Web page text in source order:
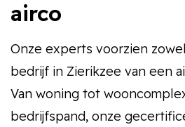
airco
Onze experts voorzien
bedrijf in Zierikzee van een
Van woning tot
bedrijfspand, onze